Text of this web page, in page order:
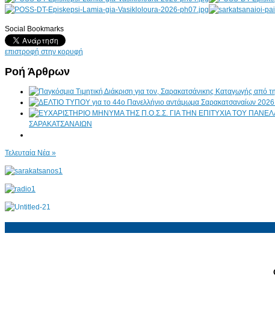
AdmirorGallery 4.5.0 , author/s
Social Bookmarks
επιστροφή στην κορυφή
Ροή Άρθρων
ΣΑΡΑΚΑΤΣΑΝΑΙΩΝ
Τελευταία Νέα »